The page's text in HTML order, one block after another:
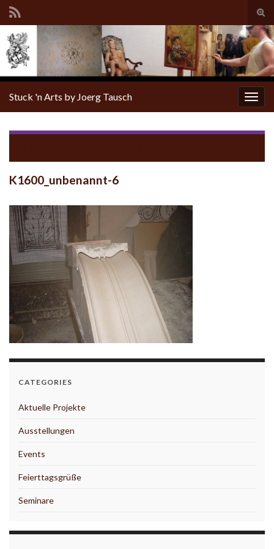
Stuck 'n Arts by Joerg Tausch
K1600_unbenannt-6
CATEGORIES
Aktuelle Projekte
Ausstellungen
Events
Feierttagsgrüße
Seminare